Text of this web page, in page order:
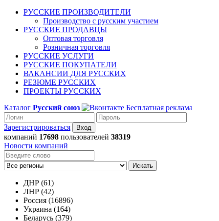
РУССКИЕ ПРОИЗВОДИТЕЛИ
Производство с русским участием
РУССКИЕ ПРОДАВЦЫ
Оптовая торговля
Розничная торговля
РУССКИЕ УСЛУГИ
РУССКИЕ ПОКУПАТЕЛИ
ВАКАНСИИ ДЛЯ РУССКИХ
РЕЗЮМЕ РУССКИХ
ПРОЕКТЫ РУССКИХ
Каталог Русский союз Бесплатная реклама
Зарегистрироваться
компаний 17698 пользователей 38319
Новости компаний
Искать
ДНР (61)
ЛНР (42)
Россия (16896)
Украина (164)
Беларусь (379)